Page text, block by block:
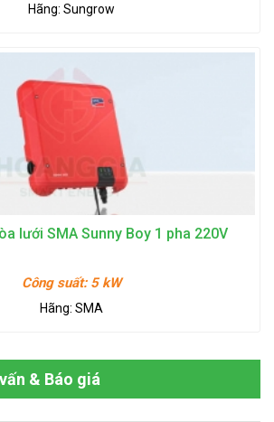
Hãng: Sungrow
lưới SMA Sunny Boy 1 pha 220V
Công suất: 5 kW
Hãng: SMA
& Báo giá